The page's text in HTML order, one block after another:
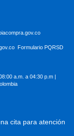
Formulario PQRSD
a.m. a 04:30 p.m |
cita para atención